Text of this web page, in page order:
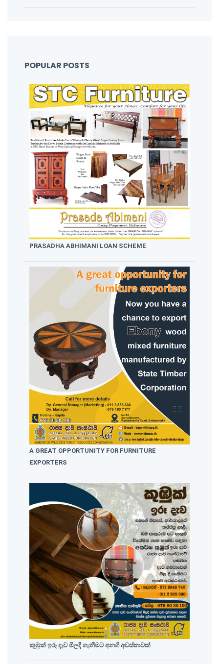
POPULAR POSTS
PRASADHA ABHIMANI LOAN SCHEME
A GREAT OPPORTUNITY FOR FURNITURE
EXPORTERS
කුඹුක් ඉරූ දැව මිලදී ගැනීමට අනගි අවස්තාවක්